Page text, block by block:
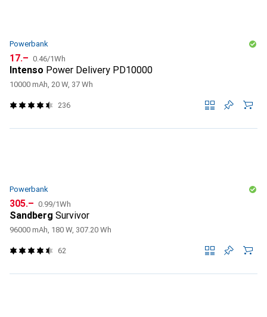
Powerbank
CHF
17.– CHF
0.46/1Wh
Intenso Power Delivery PD10000
10000 mAh, 20 W, 37 Wh
236
Powerbank
CHF
305.– CHF
0.99/1Wh
Sandberg Survivor
96000 mAh, 180 W, 307.20 Wh
62